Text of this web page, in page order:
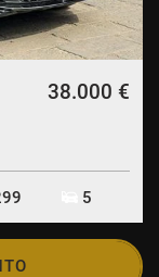
38.000 €
5